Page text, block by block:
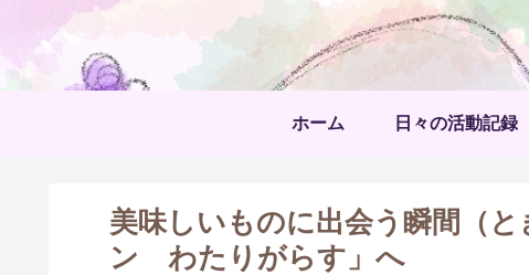
ホーム 日々の活動記録
美味しいものに出会う瞬間（
ン わたりがらす」へ